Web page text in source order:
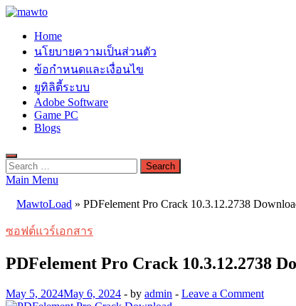
Skip
content
MAWTO
ดาวน์โหลดโปรแกรมฟรี ตัวเต็มถาวร ใหม่ 2023 ไม่ครอบลิงค์
Home
นโยบายความเป็นส่วนตัว
ข้อกำหนดและเงื่อนไข
ยูทิลิตี้ระบบ
Adobe Software
Game PC
Blogs
Search
for:
Main Menu
MawtoLoad » PDFelement Pro Crack 10.3.12.2738
ซอฟต์แวร์เอกสาร
PDFelement Pro Crack 10.3.12.2738
May 5, 2024May 6, 2024 - by admin - Leave a Comment